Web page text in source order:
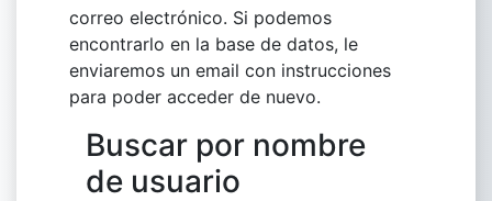
correo electrónico. Si podemos
encontrarlo en la base de datos, le
enviaremos un email con instrucciones
para poder acceder de nuevo.
Buscar por nombre de usuario
Buscar por nombre
de usuario